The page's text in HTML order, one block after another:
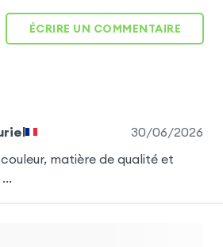
ÉCRIRE UN COMMENTAIRE
30/06/2026
matière de qualité et